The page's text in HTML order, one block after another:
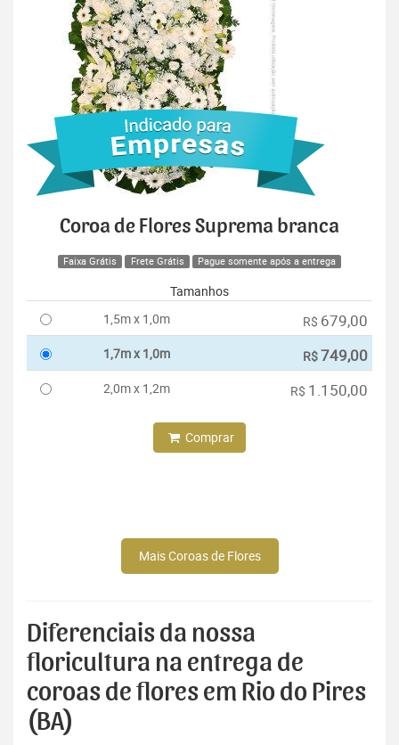
Coroa de Flores Suprema branca
Faixa Grátis Frete Grátis Pague somente após a entrega
Tamanhos
1,5m x 1,0m
R$ 679,00
1,7m x 1,0m R$749,00
2,0m x 1,2m R$ 1.150,00
Comprar
Mais Coroas de Flores
Diferenciais da nossa
floricultura na entrega de
coroas de flores em Rio do Pires
(BA)